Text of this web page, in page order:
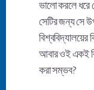
ভালো করলে ধরে
সেটির জন্য সে
বিশ্ববিদ্যালয়ের
আবার ওই একই
করা সম্ভব?